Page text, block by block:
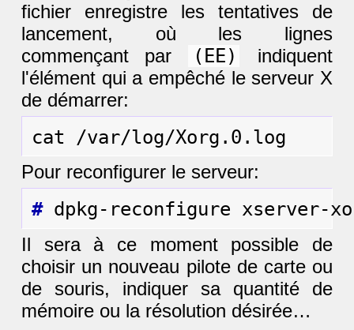
fichier enregistre les tentatives de
lancement, où les lignes
commençant par
(EE)
indiquent
l'élément qui a empêché le serveur X
de démarrer:
Pour reconfigurer le serveur:
#
Il sera à ce moment possible de
choisir un nouveau pilote de carte ou
de souris, indiquer sa quantité de
mémoire ou la résolution désirée…